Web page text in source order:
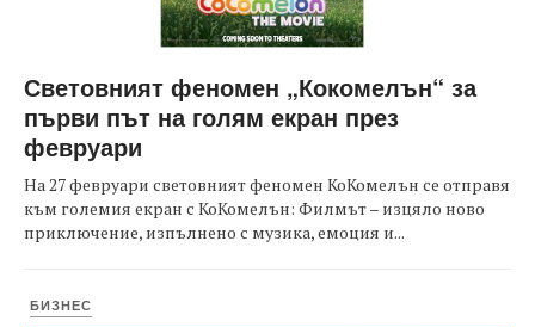
Световният феномен „Кокомелън“ за
първи път на голям екран през
февруари
На 27 февруари световният феномен КоКомелън се отправя
към големия екран с КоКомелън: Филмът – изцяло ново
приключение, изпълнено с музика, емоция и...
БИЗНЕС